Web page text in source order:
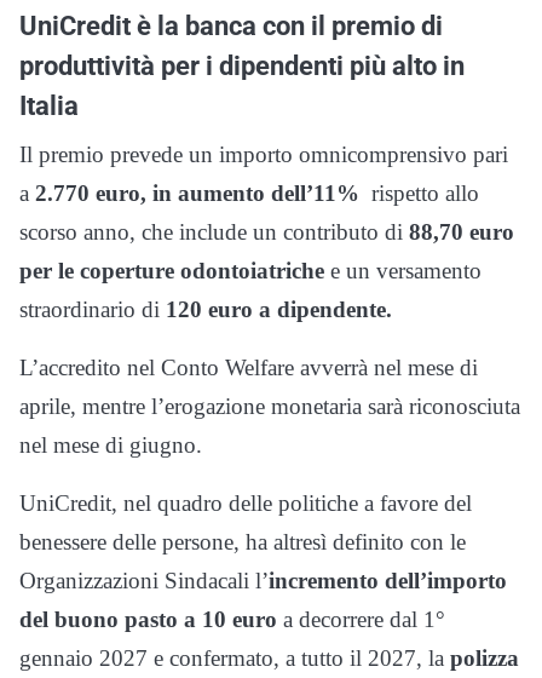
UniCredit è la banca con il premio di
produttività per i dipendenti più alto in
Italia
Il premio prevede un importo omnicomprensivo pari
a 2.770 euro, in aumento dell’11% rispetto allo
scorso anno, che include un contributo di 88,70 euro
per le coperture odontoiatriche e un versamento
straordinario di 120 euro a dipendente.
L’accredito nel Conto Welfare avverrà nel mese di
aprile, mentre l’erogazione monetaria sarà riconosciuta
nel mese di giugno.
UniCredit, nel quadro delle politiche a favore del
benessere delle persone, ha altresì definito con le
Organizzazioni Sindacali l’incremento dell’importo
del buono pasto a 10 euro a decorrere dal 1°
gennaio 2027 e confermato, a tutto il 2027, la polizza